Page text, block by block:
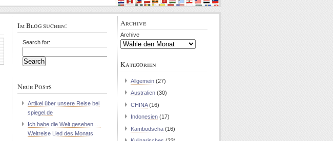
Im Blog suchen:
Search for:
Neue Posts
Artikel über unsere Reise bei
spiegel.de
Ich habe die Welt gesehen …
Weltreise Lied des Monats
Archive
Archive
Kategorien
Allgemein (27)
Australien (30)
CHINA(16)
Indonesien (17)
Kambodscha (16)